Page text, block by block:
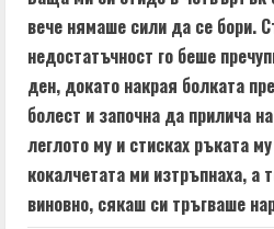
вече нямаше сили да се бори.
недостатъчност го беше
ден, докато накрая болката
болест и започна да прилича
леглото му и стисках ръката
кокалчетата ми изтръпнаха, а
виновно, сякаш си тръгваше